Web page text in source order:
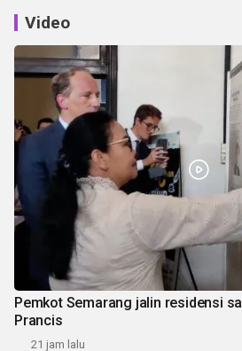
Video
Pemkot Semarang jalin residensi
Prancis
21 jam lalu